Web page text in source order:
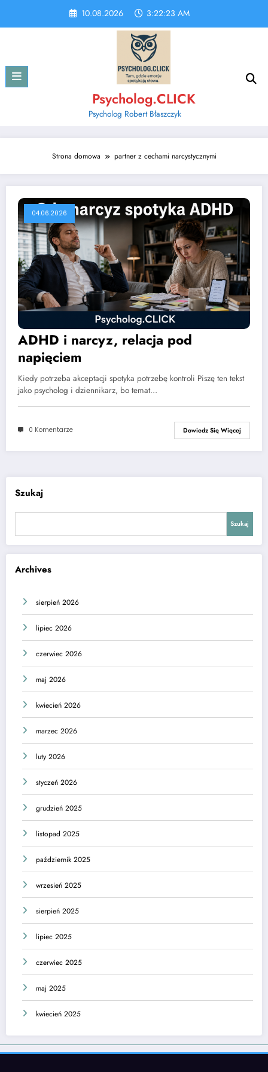
content
10.08.2026 3:22:23 AM
Psycholog.CLICK
Psycholog Robert Błaszczyk
Strona domowa partner z cechami narcystycznymi
04.06.2026
ADHD i narcyz, relacja pod
napięciem
Kiedy potrzeba akceptacji spotyka potrzebę kontroli Piszę ten tekst
jako psycholog i dziennikarz, bo temat…
0 Komentarze Dowiedz Się Więcej
Szukaj
Szukaj
Archives
sierpień 2026
lipiec 2026
czerwiec 2026
maj 2026
kwiecień 2026
marzec 2026
luty 2026
styczeń 2026
grudzień 2025
listopad 2025
październik 2025
wrzesień 2025
sierpień 2025
lipiec 2025
czerwiec 2025
maj 2025
kwiecień 2025